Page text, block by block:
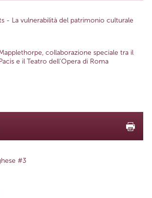
- La vulnerabilità del patrimonio culturale
collaborazione speciale tra il
e il Teatro dell'Opera di Roma
#3